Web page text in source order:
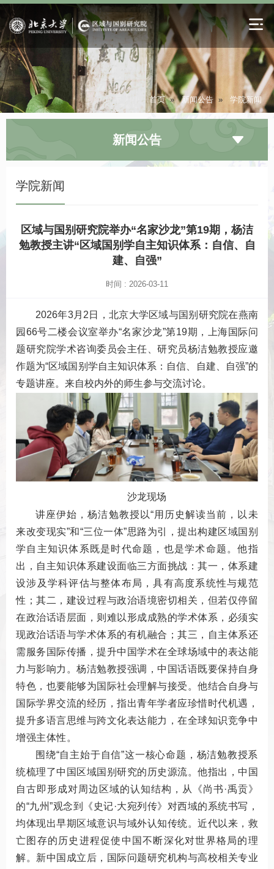
首页 » 新闻公告 » 学院新闻
新闻公告
学院新闻
区域与国别研究院举办“名家沙龙”第19期，杨洁
勉教授主讲“区域国别学自主知识体系：自信、自
建、自强”
时间 : 2026-03-11
2026年3月2日，北京大学区域与国别研究院在燕南
园66号二楼会议室举办“名家沙龙”第19期，上海国际问
题研究院学术咨询委员会主任、研究员杨洁勉教授应邀
作题为“区域国别学自主知识体系：自信、自建、自强”的
专题讲座。来自校内外的师生参与交流讨论。
沙龙现场
讲座伊始，杨洁勉教授以“用历史解读当前，以未
来改变现实”和“三位一体”思路为引，提出构建区域国别
学自主知识体系既是时代命题，也是学术命题。他指
出，自主知识体系建设面临三方面挑战：其一，体系建
设涉及学科评估与整体布局，具有高度系统性与规范
性；其二，建设过程与政治语境密切相关，但若仅停留
在政治话语层面，则难以形成成熟的学术体系，必须实
现政治话语与学术体系的有机融合；其三，自主体系还
需服务国际传播，提升中国学术在全球场域中的表达能
力与影响力。杨洁勉教授强调，中国话语既要保持自身
特色，也要能够为国际社会理解与接受。他结合自身与
国际学界交流的经历，指出青年学者应珍惜时代机遇，
提升多语言思维与跨文化表达能力，在全球知识竞争中
增强主体性。
围绕“自主始于自信”这一核心命题，杨洁勉教授系
统梳理了中国区域国别研究的历史源流。他指出，中国
自古即形成对周边区域的认知结构，从《尚书·禹贡》
的“九州”观念到《史记·大宛列传》对西域的系统书写，
均体现出早期区域意识与域外认知传统。近代以来，救
亡图存的历史进程促使中国不断深化对世界格局的理
解。新中国成立后，国际问题研究机构与高校相关专业